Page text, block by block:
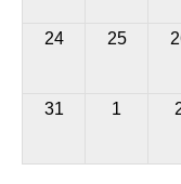
24 25
31 1